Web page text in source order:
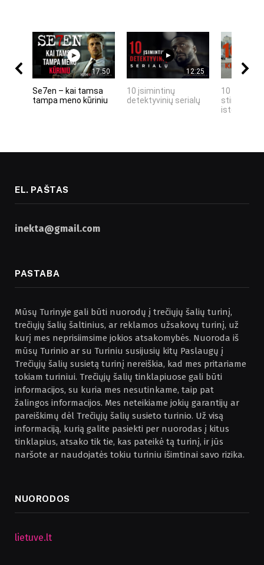
17:50
Se7en – kai tamsa
tampa meno kūriniu
12:25
10 įsimintinų
detektyvinių serialų
10
istorijų
EL. PAŠTAS
inekta@gmail.com
PASTABA
Mūsų Turinyje gali būti nuorodų į trečiųjų šalių turinį,
trečiųjų šalių šaltinius, ar reklamos užsakovų turinį, už
kurį mes neprisiimsime jokios atsakomybės. Nuoroda iš
mūsų Turinio ar su Turiniu susijusių kitų Paslaugų į
Trečiųjų šalių susietą turinį nereiškia, kad mes pritariame
tokiam turiniui. Trečiųjų šalių tinklapiuose gali būti
informacijos, su kuria mes nesutinkame, taip pat
žalingos informacijos. Mes neteikiame jokių garantijų ar
pareiškimų dėl Trečiųjų šalių susieto turinio. Už visą
informaciją, kurią galite pasiekti per nuorodas į kitus
tinklapius, atsako tik tie, kas pateikė tą turinį, ir jūs
naršote ar naudojatės tokiu turiniu išimtinai savo rizika.
NUORODOS
lietuve.lt